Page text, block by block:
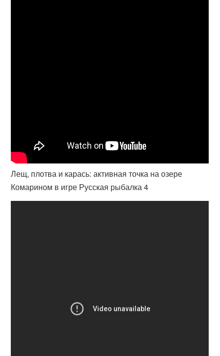
Лещ, плотва и карась: активная точка на озере
Комарином в игре Русская рыбалка 4